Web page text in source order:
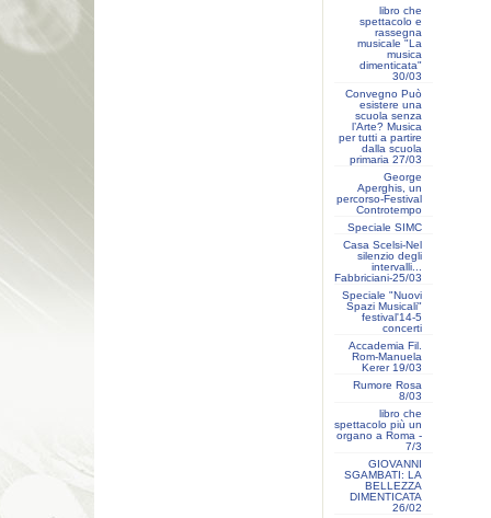
libro che
spettacolo e
rassegna
musicale "La
musica
dimenticata"
30/03
Convegno Può
esistere una
scuola senza
l’Arte? Musica
per tutti a partire
dalla scuola
primaria 27/03
George
Aperghis, un
percorso-Festival
Controtempo
Speciale SIMC
Casa Scelsi-Nel
silenzio degli
intervalli...
Fabbriciani-25/03
Speciale "Nuovi
Spazi Musicali"
festival'14-5
concerti
Accademia Fil.
Rom-Manuela
Kerer 19/03
Rumore Rosa
8/03
libro che
spettacolo più un
organo a Roma -
7/3
GIOVANNI
SGAMBATI: LA
BELLEZZA
DIMENTICATA
26/02